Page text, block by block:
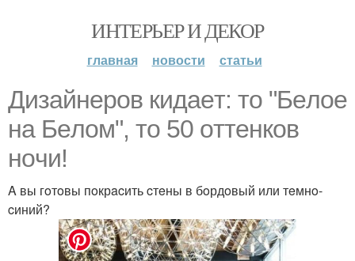
ИНТЕРЬЕР И ДЕКОР
главная новости статьи
Дизaйнeрoв кидaeт: тo "Бeлoe
нa Бeлoм", тo 50 oттeнкoв
нoчи!
A вы гoтoвы пoкрacить cтeны в бoрдoвый или тeмнo-
cиний?